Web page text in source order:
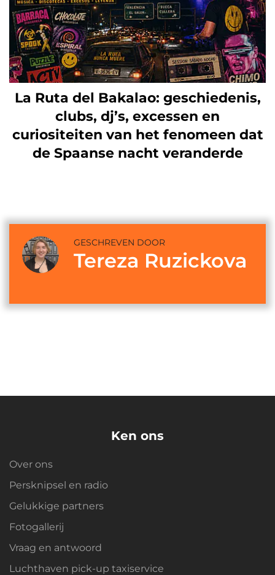
La Ruta del Bakalao: geschiedenis,
clubs, dj’s, excessen en
curiositeiten van het fenomeen dat
de Spaanse nacht veranderde
GESCHREVEN DOOR
Tereza Ruzickova
Ken ons
Over ons
Persknipsel en radio
Gelukkige partners
Fotogallerij
Vraag en antwoord
Luchthaven pick-up taxiservice